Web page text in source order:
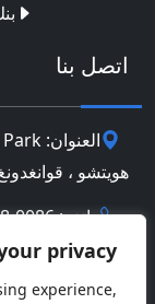
privacy
experience,
اتصل بنا
هويتشو ،
هاتف: 0086-18169936698